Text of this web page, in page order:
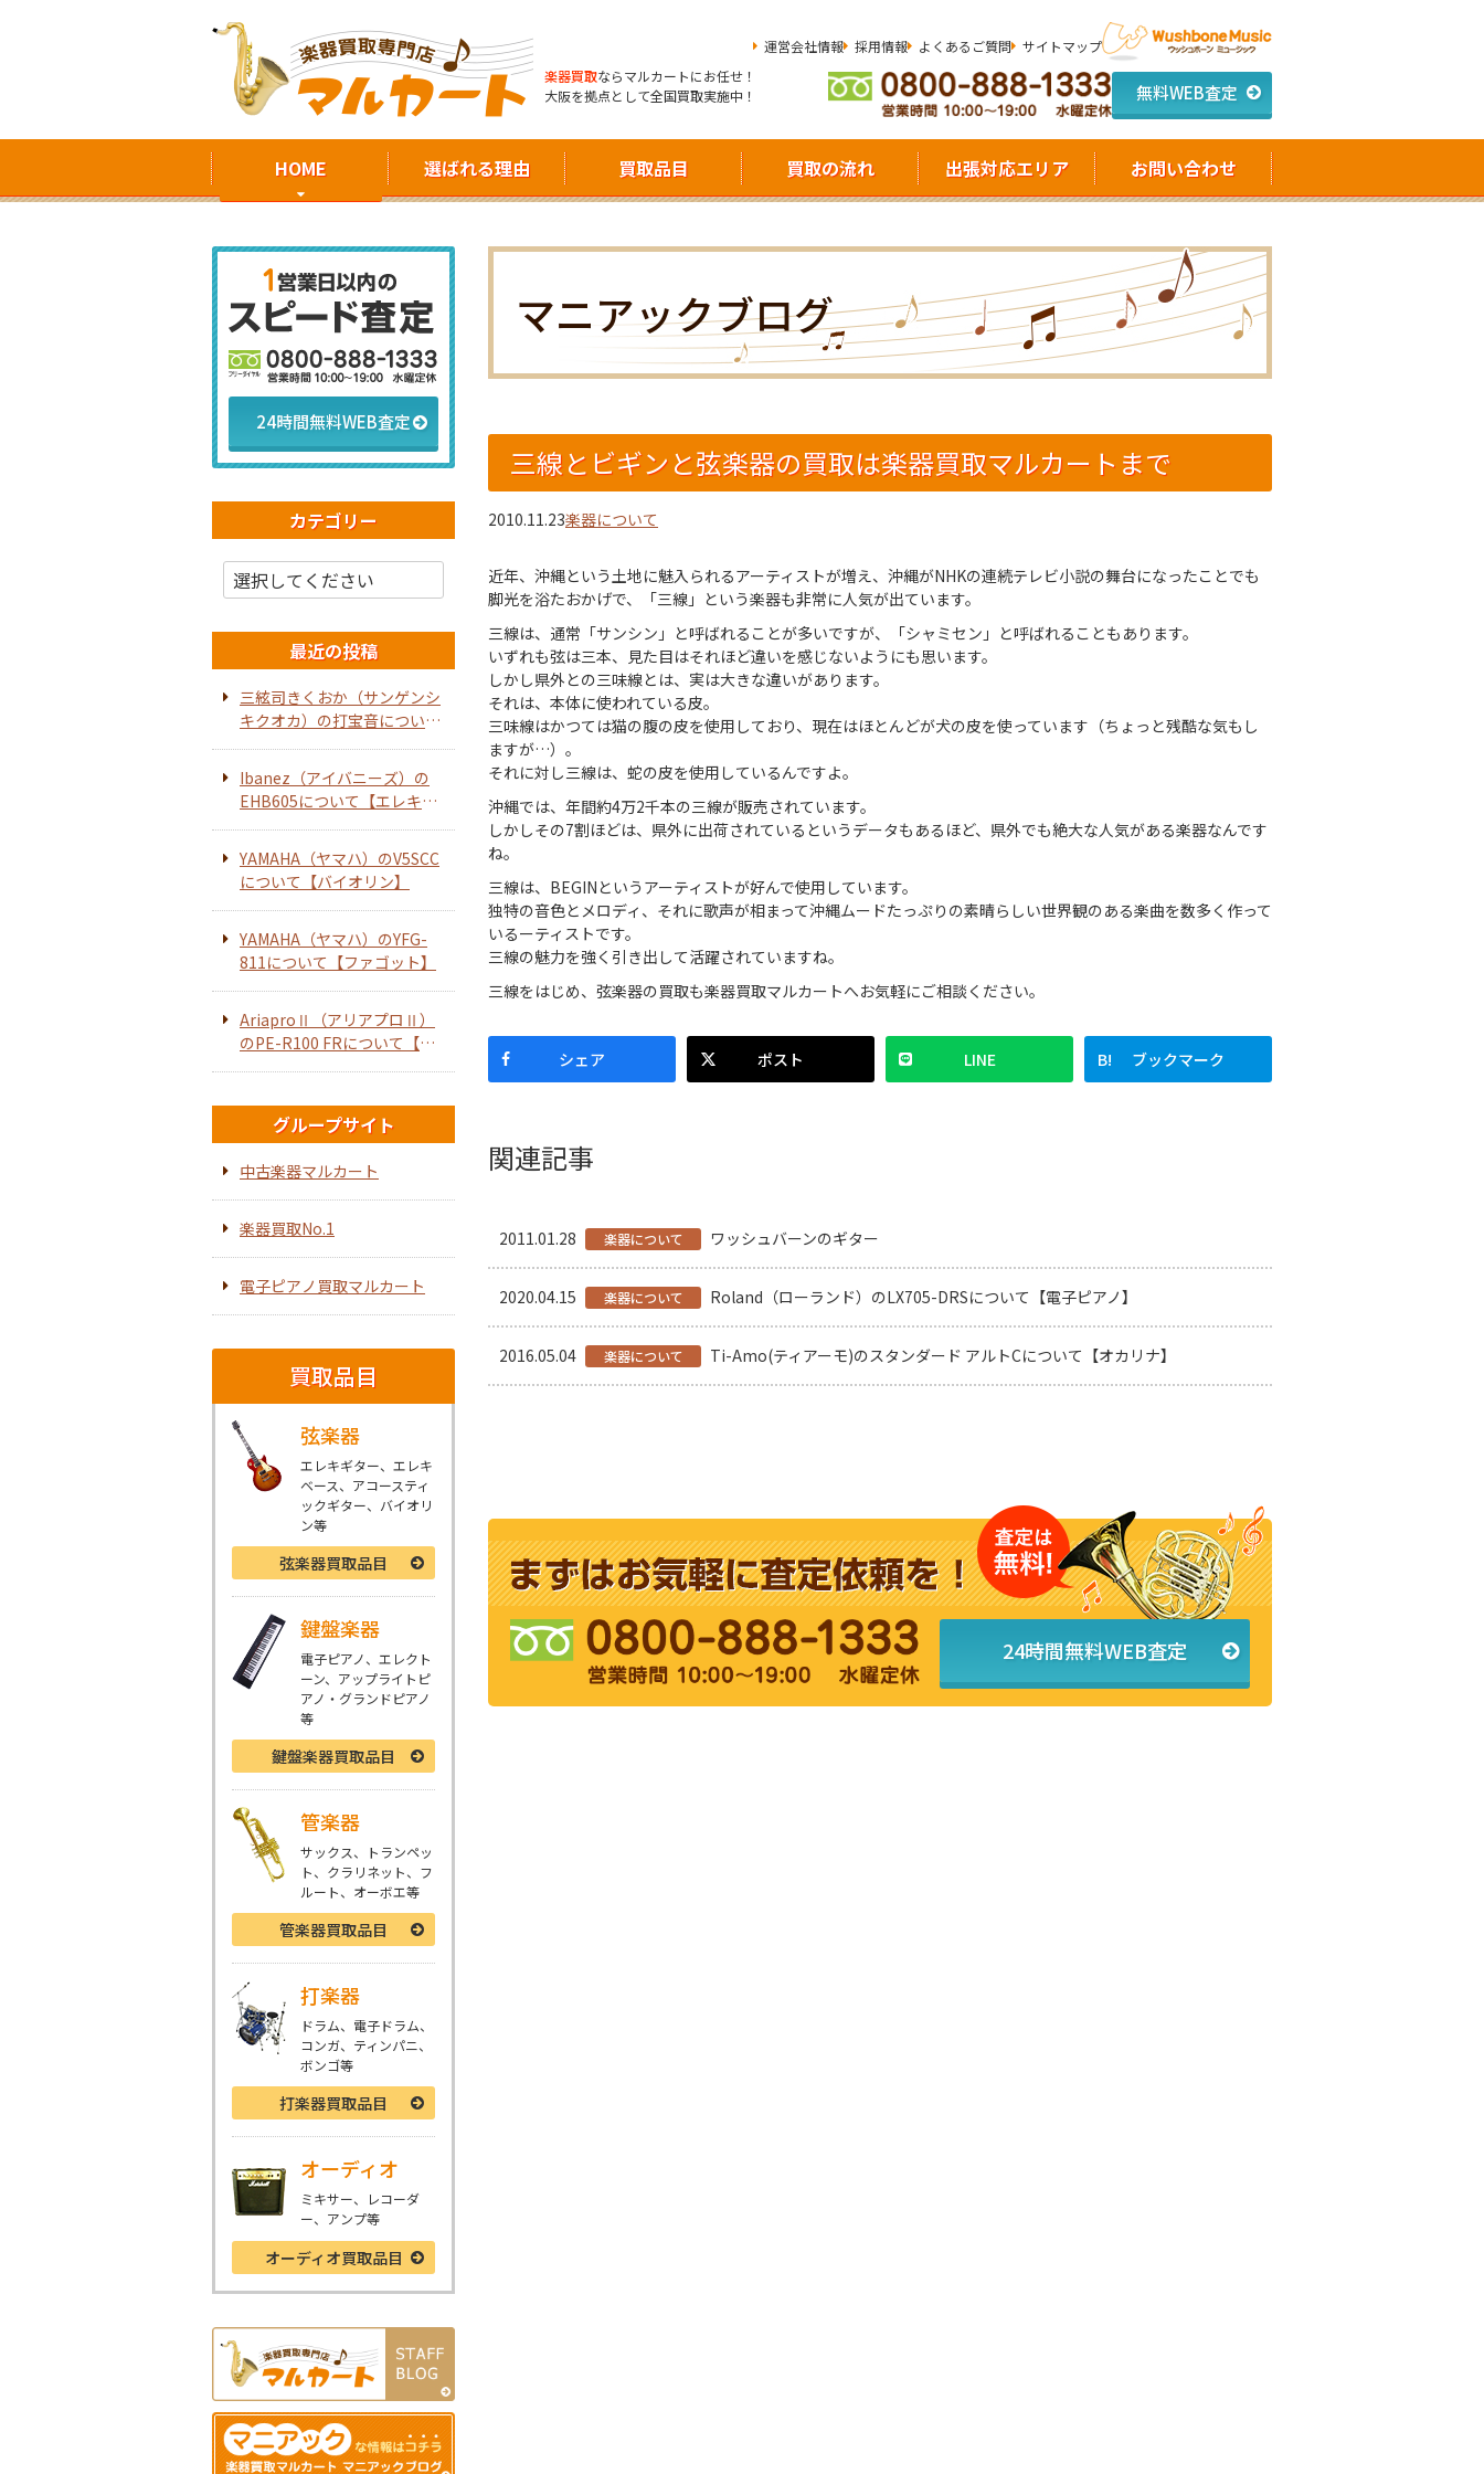
楽器買取ならマルカートにお任せ！
大阪を拠点として全国買取実施中！
運営会社情報 採用情報 よくあるご質問 サイトマップ
無料WEB査定
HOME 選ばれる理由 買取品目 買取の流れ 出張対応エリア お問い合わせ
マニアックブログ
三線とビギンと弦楽器の買取は楽器買取マルカートまで
2010.11.23楽器について
近年、沖縄という土地に魅入られるアーティストが増え、沖縄がNHKの連続テレビ小説の舞台になったことでも
脚光を浴たおかげで、「三線」という楽器も非常に人気が出ています。
三線は、通常「サンシン」と呼ばれることが多いですが、「シャミセン」と呼ばれることもあります。
いずれも弦は三本、見た目はそれほど違いを感じないようにも思います。
しかし県外との三味線とは、実は大きな違いがあります。
それは、本体に使われている皮。
三味線はかつては猫の腹の皮を使用しており、現在はほとんどが犬の皮を使っています（ちょっと残酷な気もし
ますが…）。
それに対し三線は、蛇の皮を使用しているんですよ。
沖縄では、年間約4万2千本の三線が販売されています。
しかしその7割ほどは、県外に出荷されているというデータもあるほど、県外でも絶大な人気がある楽器なんです
ね。
三線は、BEGINというアーティストが好んで使用しています。
独特の音色とメロディ、それに歌声が相まって沖縄ムードたっぷりの素晴らしい世界観のある楽曲を数多く作って
いるーティストです。
三線の魅力を強く引き出して活躍されていますね。
三線をはじめ、弦楽器の買取も楽器買取マルカートへお気軽にご相談ください。
シェア ポスト LINE ブックマーク
関連記事
2011.01.28 楽器について ワッシュバーンのギター
2020.04.15 楽器について Roland（ローランド）のLX705-DRSについて【電子ピアノ】
2016.05.04 楽器について Ti-Amo(ティアーモ)のスタンダード アルトCについて【オカリナ】
24時間無料WEB査定
24時間無料WEB査定
カテゴリー
最近の投稿
三絃司きくおか（サンゲンシ
キクオカ）の打宝音について
【ホーンスピーカー】
Ibanez（アイバニーズ）の
EHB605について【エレキベ
ース】
YAMAHA（ヤマハ）のV5SCC
について【バイオリン】
YAMAHA（ヤマハ）のYFG-
811について【ファゴット】
AriaproⅡ（アリアプロⅡ）
のPE-R100 FRについて【エ
レキギター】
グループサイト
中古楽器マルカート
楽器買取No.1
電子ピアノ買取マルカート
買取品目
弦楽器
エレキギター、エレキ
ベース、アコースティ
ックギター、バイオリ
ン等
弦楽器買取品目
鍵盤楽器
電子ピアノ、エレクト
ーン、アップライトピ
アノ・グランドピアノ
等
鍵盤楽器買取品目
管楽器
サックス、トランペッ
ト、クラリネット、フ
ルート、オーボエ等
管楽器買取品目
打楽器
ドラム、電子ドラム、
コンガ、ティンパニ、
ボンゴ等
打楽器買取品目
オーディオ
ミキサー、レコーダ
ー、アンプ等
オーディオ買取品目